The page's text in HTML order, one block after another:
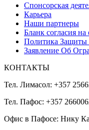
Спонсорская
Карьера
Наши партнеры
Бланк согласия
Политика
Заявление Об
КОНТАКТЫ
Тел. Лимасол: +357
Тел. Пафос: +357
Офис в Пафосе: Нику